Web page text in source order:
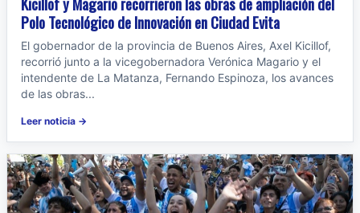
Polo Tecnológico de Innovación en Ciudad Evita
El gobernador de la provincia de Buenos Aires, Axel Kicillof,
recorrió junto a la vicegobernadora Verónica Magario y el
intendente de La Matanza, Fernando Espinoza, los avances
de las obras...
Leer noticia →